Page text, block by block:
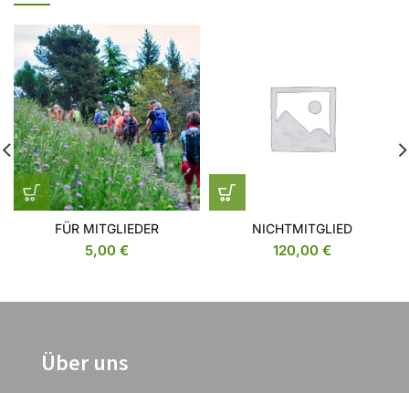
FÜR MITGLIEDER
5,00 €
NICHTMITGLIED
120,00 €
Über uns